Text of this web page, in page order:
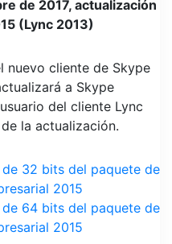
de 2017, actualización
(Lync 2013)
nuevo cliente de Skype
a Skype
del cliente Lync
la actualización.
32 bits del paquete de
2015
64 bits del paquete de
2015